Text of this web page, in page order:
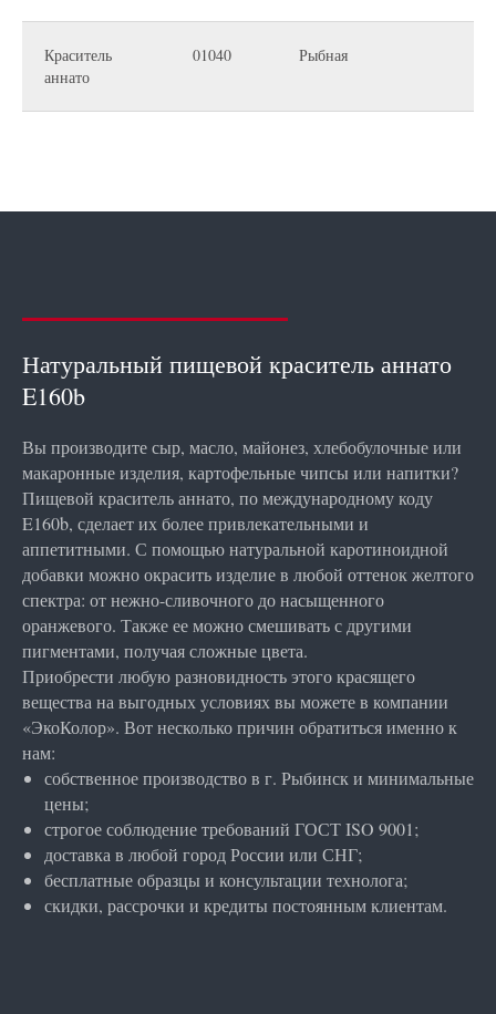
Краситель
аннато
01040 Рыбная
Натуральный пищевой краситель аннато
E160b
Вы производите сыр, масло, майонез, хлебобулочные или
макаронные изделия, картофельные чипсы или напитки?
Пищевой краситель аннато, по международному коду
E160b, сделает их более привлекательными и
аппетитными. С помощью натуральной каротиноидной
добавки можно окрасить изделие в любой оттенок желтого
спектра: от нежно-сливочного до насыщенного
оранжевого. Также ее можно смешивать с другими
пигментами, получая сложные цвета.
Приобрести любую разновидность этого красящего
вещества на выгодных условиях вы можете в компании
«ЭкоКолор». Вот несколько причин обратиться именно к
нам:
собственное производство в г. Рыбинск и минимальные
цены;
строгое соблюдение требований ГОСТ ISO 9001;
доставка в любой город России или СНГ;
бесплатные образцы и консультации технолога;
скидки, рассрочки и кредиты постоянным клиентам.